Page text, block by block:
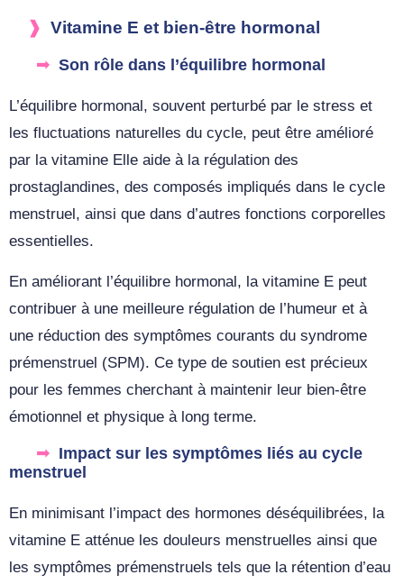
Vitamine E et bien-être hormonal
Son rôle dans l’équilibre hormonal
L’équilibre hormonal, souvent perturbé par le stress et
les fluctuations naturelles du cycle, peut être amélioré
par la vitamine Elle aide à la régulation des
prostaglandines, des composés impliqués dans le cycle
menstruel, ainsi que dans d’autres fonctions corporelles
essentielles.
En améliorant l’équilibre hormonal, la vitamine E peut
contribuer à une meilleure régulation de l’humeur et à
une réduction des symptômes courants du syndrome
prémenstruel (SPM). Ce type de soutien est précieux
pour les femmes cherchant à maintenir leur bien-être
émotionnel et physique à long terme.
Impact sur les symptômes liés au cycle
menstruel
En minimisant l’impact des hormones déséquilibrées, la
vitamine E atténue les douleurs menstruelles ainsi que
les symptômes prémenstruels tels que la rétention d’eau